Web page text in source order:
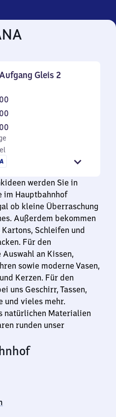
Gleis 2
werden Sie in
im Hauptbahnhof
ob kleine Überraschung
Außerdem bekommen
Schleifen und
Für den
an Kissen,
sowie moderne Vasen,
Kerzen. Für den
uns Geschirr, Tassen,
und vieles mehr.
natürlichen Materialien
runden unser